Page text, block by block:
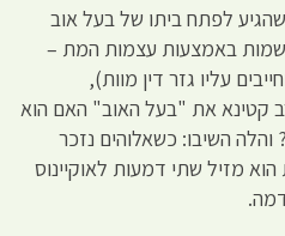
לפתח ביתו של בעל אוב
באמצעות עצמות המת –
עליו גזר דין מוות),
קטינא את "בעל האוב" האם הוא
השיבו: כשאלוהים נזכר
הוא מזיל שתי דמעות לאוקיינוס